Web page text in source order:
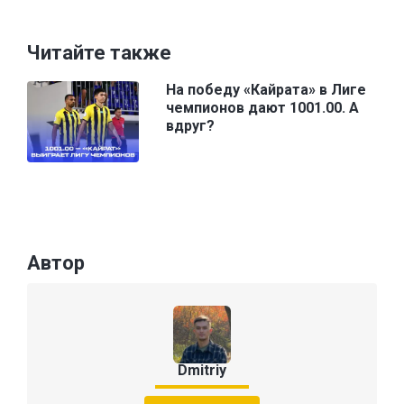
Читайте также
На победу «Кайрата» в Лиге
чемпионов дают 1001.00. А
вдруг?
Автор
Dmitriy